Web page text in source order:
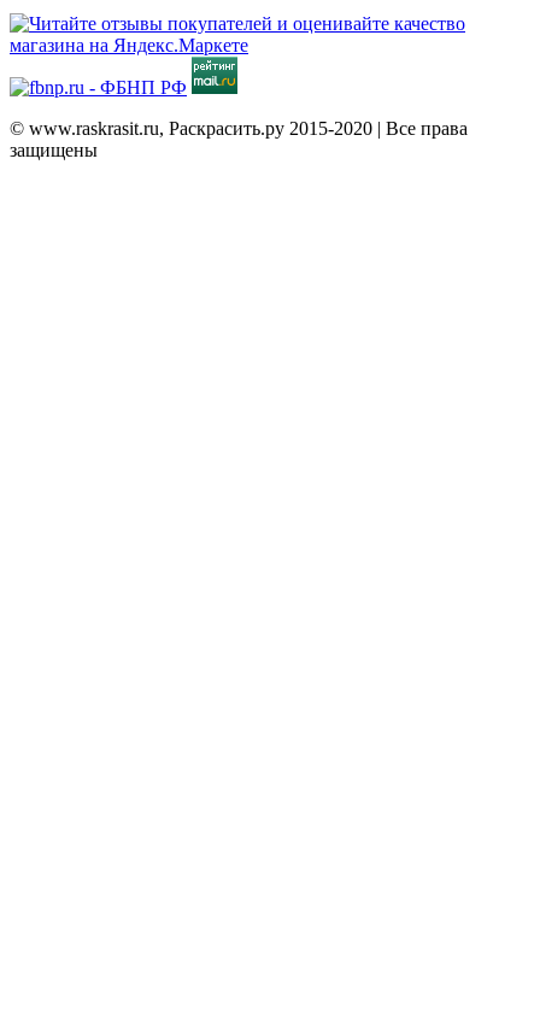
© www.raskrasit.ru, Раскрасить.ру 2015-2020 | Все права
защищены